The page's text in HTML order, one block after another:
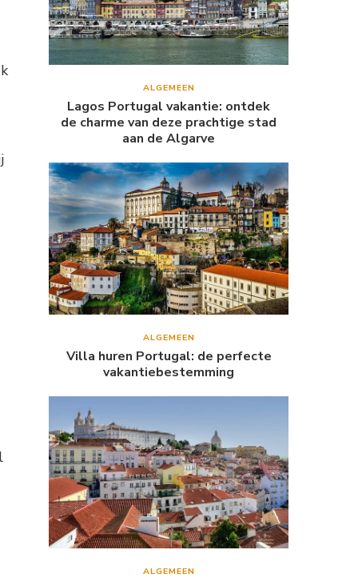
ALGEMEEN
Lagos Portugal vakantie: ontdek
de charme van deze prachtige stad
aan de Algarve
ALGEMEEN
Villa huren Portugal: de perfecte
vakantiebestemming
ALGEMEEN